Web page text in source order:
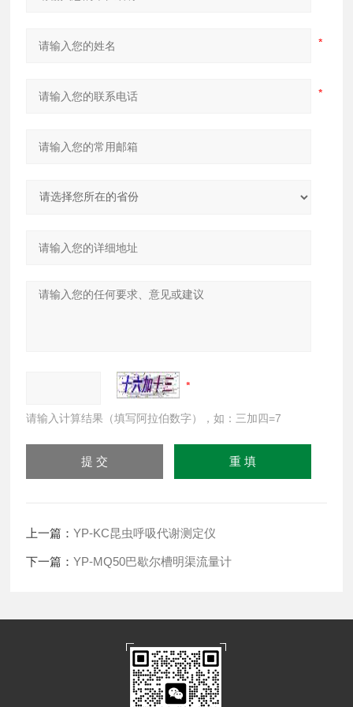
请输入计算结果（填写阿拉伯数字），如：三加四=7
上一篇：YP-KC昆虫呼吸代谢测定仪
下一篇：YP-MQ50巴歇尔槽明渠流量计